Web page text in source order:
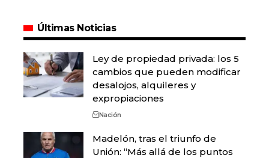
Últimas Noticias
Ley de propiedad privada: los 5
cambios que pueden modificar
desalojos, alquileres y
expropiaciones
Nación
Madelón, tras el triunfo de
Unión: “Más allá de los puntos